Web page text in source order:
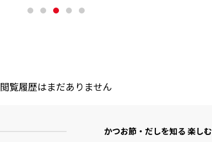
閲覧履歴はまだありません
かつお節・だしを知る 楽しむ